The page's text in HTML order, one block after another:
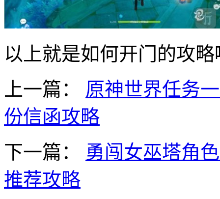
以上就是如何开门的攻
上一篇：
原神世界任务
份信函攻略
下一篇：
勇闯女巫塔角
推荐攻略